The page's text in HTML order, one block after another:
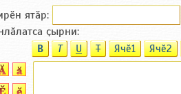
ятӑp:
ҫырни:
B T U T Ячӗ1 Ячӗ2